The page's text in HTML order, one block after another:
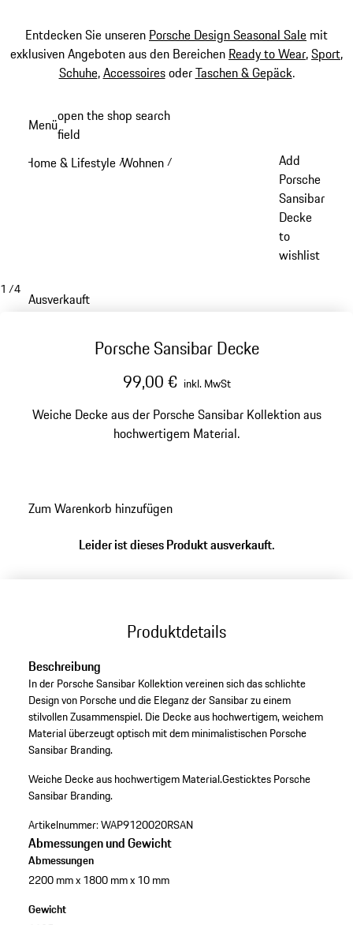
Entdecken Sie unseren Porsche Design Seasonal Sale mit
exklusiven Angeboten aus den Bereichen Ready to Wear,Sport,
Schuhe,AccessoiresoderTaschen & Gepäck.
Hauptinhalt
Menüopen the shop search
field
Home & Lifestyle /Wohnen /
Add
Porsche
Sansibar
Decke
to
wishlist
1 /4
Ausverkauft
Porsche Sansibar Decke
99,00 € inkl. MwSt
Weiche Decke aus der Porsche Sansibar Kollektion aus
hochwertigem Material.
Zum Warenkorb hinzufügen
Leider ist dieses Produkt ausverkauft.
Produktdetails
Beschreibung
In der Porsche Sansibar Kollektion vereinen sich das schlichte
Design von Porsche und die Eleganz der Sansibar zu einem
stilvollen Zusammenspiel. Die Decke aus hochwertigem, weichem
Material überzeugt optisch mit dem minimalistischen Porsche
Sansibar Branding.
Weiche Decke aus hochwertigem Material.Gesticktes Porsche
Sansibar Branding.
Artikelnummer:WAP9120020RSAN
Abmessungen und Gewicht
Abmessungen
2200 mm x 1800 mm x 10 mm
Gewicht